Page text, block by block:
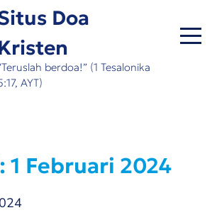
Doa
berdoa!” (1 Tesalonika
AYT)
1 Februari 2024